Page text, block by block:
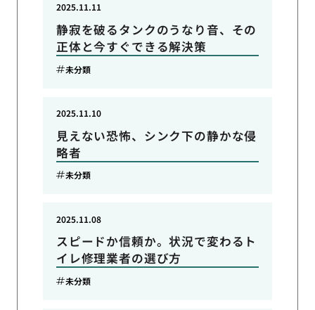
静寂を破るタンクのうなり音、その
正体と今すぐできる解決策
2025.11.11
未分類
見えない恐怖、シンク下の静かな侵
略者
2025.11.10
未分類
スピードか信頼か。状況で変わるト
イレ修理業者の選び方
2025.11.08
未分類